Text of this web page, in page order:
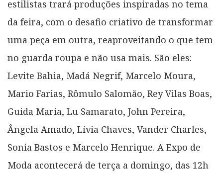
estilistas trará produções inspiradas no tema
da feira, com o desafio criativo de transformar
uma peça em outra, reaproveitando o que tem
no guarda roupa e não usa mais. São eles:
Levite Bahia, Madá Negrif, Marcelo Moura,
Mario Farias, Rômulo Salomão, Rey Vilas Boas,
Guida Maria, Lu Samarato, John Pereira,
Ângela Amado, Lívia Chaves, Vander Charles,
Sonia Bastos e Marcelo Henrique. A Expo de
Moda acontecerá de terça a domingo, das 12h